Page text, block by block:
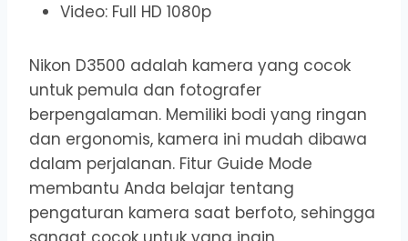
Video: Full HD 1080p
Nikon D3500 adalah kamera yang cocok
untuk pemula dan fotografer
berpengalaman. Memiliki bodi yang ringan
dan ergonomis, kamera ini mudah dibawa
dalam perjalanan. Fitur Guide Mode
membantu Anda belajar tentang
pengaturan kamera saat berfoto, sehingga